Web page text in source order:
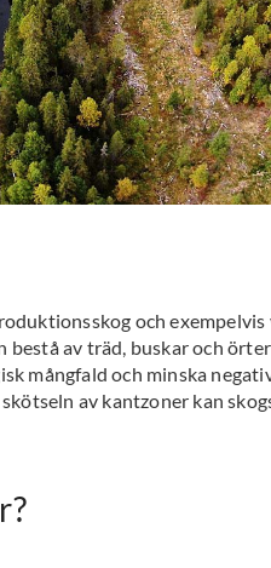
och exempelvis
av träd, buskar och
mångfald och minska
av kantzoner kan